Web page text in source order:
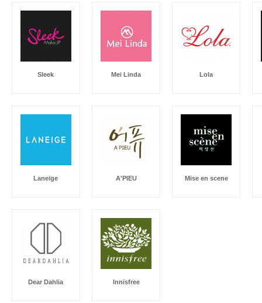
Sleek Mei Linda Lola
Laneige A'PIEU Mise en scene
Dear Dahlia Innisfree